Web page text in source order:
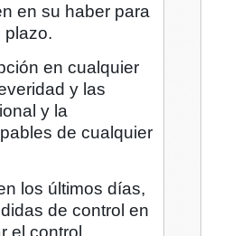
en su haber para
plazo.
en cualquier
y las
y la
de cualquier
los últimos días,
de control en
el control